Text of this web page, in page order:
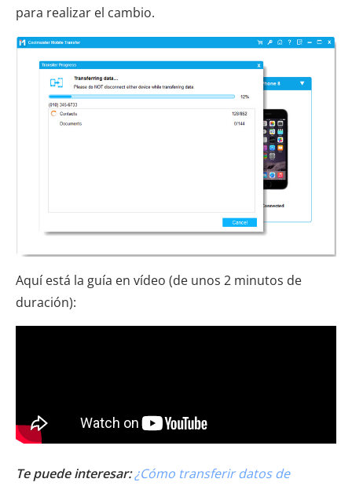
para realizar el cambio.
Aquí está la guía en vídeo (de unos 2 minutos de
duración):
Te puede interesar:¿Cómo transferir datos de